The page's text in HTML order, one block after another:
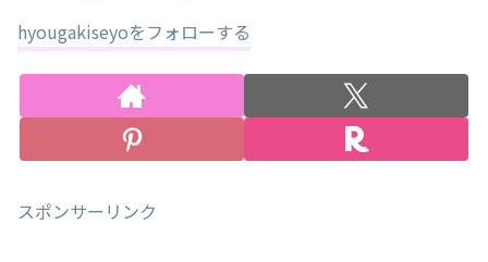
hyougakiseyoをフォローする
スポンサーリンク